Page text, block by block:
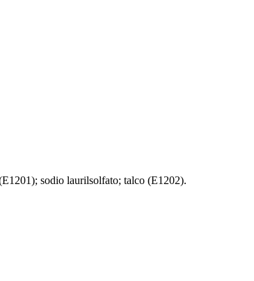
sodio laurilsolfato; talco (E1202).